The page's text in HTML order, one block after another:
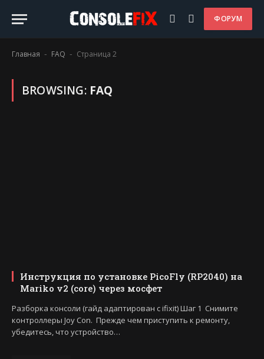
ФОРУМ
Главная - FAQ - Страница 2
BROWSING: FAQ
Инструкция по установке PicoFly (RP2040) на
Mariko v2 (core) через мосфет
Разборка консоли (гайд адаптирован с ifixit) Шаг 1 Снимите
контроллеры Joy Con. Прежде чем приступить к ремонту,
убедитесь, что устройство…